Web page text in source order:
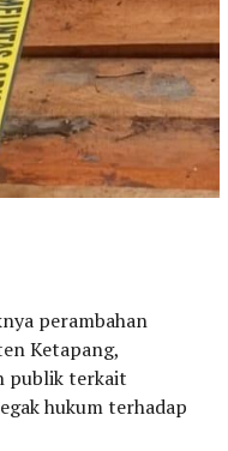
perambahan
Ketapang,
publik terkait
hukum terhadap